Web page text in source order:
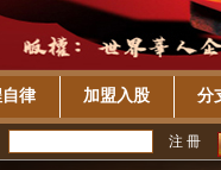
律 加盟入股 分
注 冊